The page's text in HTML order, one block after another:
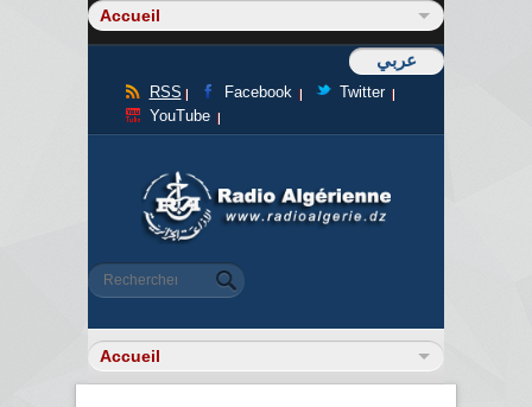
عربي
RSS Facebook
Twitter
YouTube
Formulaire de recherche
Rechercher